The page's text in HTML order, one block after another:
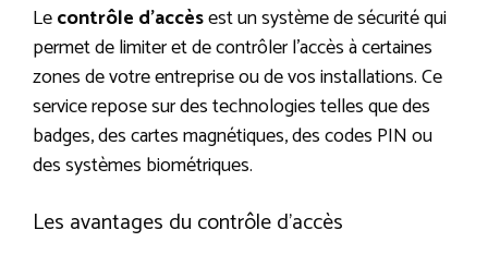
Lecontrôle d’accèsest un système de sécurité qui
permet de limiter et de contrôler l’accès à certaines
zones de votre entreprise ou de vos installations. Ce
service repose sur des technologies telles que des
badges, des cartes magnétiques, des codes PIN ou
des systèmes biométriques.
Les avantages du contrôle d’accès